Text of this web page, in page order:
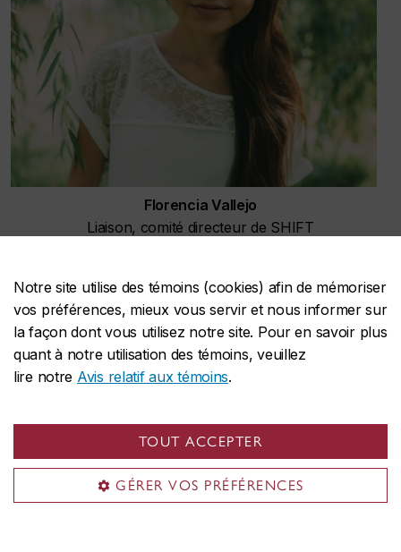
Notre site utilise des témoins (cookies) afin de mémoriser
vos préférences, mieux vous servir et nous informer sur
la façon dont vous utilisez notre site. Pour en savoir plus
quant à notre utilisation des témoins, veuillez
lire notre Avis relatif aux témoins.
TOUT ACCEPTER
GÉRER VOS PRÉFÉRENCES
Florencia Vallejo
Liaison, comité directeur de SHIFT